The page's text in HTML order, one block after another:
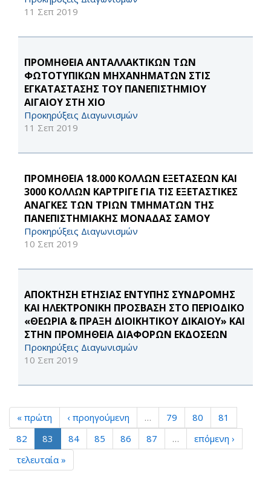
11 Σεπ 2019
ΠΡΟΜΗΘΕΙΑ ΑΝΤΑΛΛΑΚΤΙΚΩΝ ΤΩΝ
ΦΩΤΟΤΥΠΙΚΩΝ ΜΗΧΑΝΗΜΑΤΩΝ ΣΤΙΣ
ΕΓΚΑΤΑΣΤΑΣΗΣ ΤΟΥ ΠΑΝΕΠΙΣΤΗΜΙΟΥ
ΑΙΓΑΙΟΥ ΣΤΗ ΧΙΟ
Προκηρύξεις Διαγωνισμών
11 Σεπ 2019
ΠΡΟΜΗΘΕΙΑ 18.000 ΚΟΛΛΩΝ ΕΞΕΤΑΣΕΩΝ ΚΑΙ
3000 ΚΟΛΛΩΝ ΚΑΡΤΡΙΓΕ ΓΙΑ ΤΙΣ ΕΞΕΤΑΣΤΙΚΕΣ
ΑΝΑΓΚΕΣ ΤΩΝ ΤΡΙΩΝ ΤΜΗΜΑΤΩΝ ΤΗΣ
ΠΑΝΕΠΙΣΤΗΜΙΑΚΗΣ ΜΟΝΑΔΑΣ ΣΑΜΟΥ
Προκηρύξεις Διαγωνισμών
10 Σεπ 2019
ΑΠΟΚΤΗΣΗ ΕΤΗΣΙΑΣ ΕΝΤΥΠΗΣ ΣΥΝΔΡΟΜΗΣ
ΚΑΙ ΗΛΕΚΤΡΟΝΙΚΗ ΠΡΟΣΒΑΣΗ ΣΤΟ ΠΕΡΙΟΔΙΚΟ
«ΘΕΩΡΙΑ & ΠΡΑΞΗ ΔΙΟΙΚΗΤΙΚΟΥ ΔΙΚΑΙΟΥ» ΚΑΙ
ΣΤΗΝ ΠΡΟΜΗΘΕΙΑ ΔΙΑΦΟΡΩΝ ΕΚΔΟΣΕΩΝ
Προκηρύξεις Διαγωνισμών
10 Σεπ 2019
« πρώτη ‹ προηγούμενη … 79 80
81
82
83 84 85 86 87 …
επόμενη ›
τελευταία »